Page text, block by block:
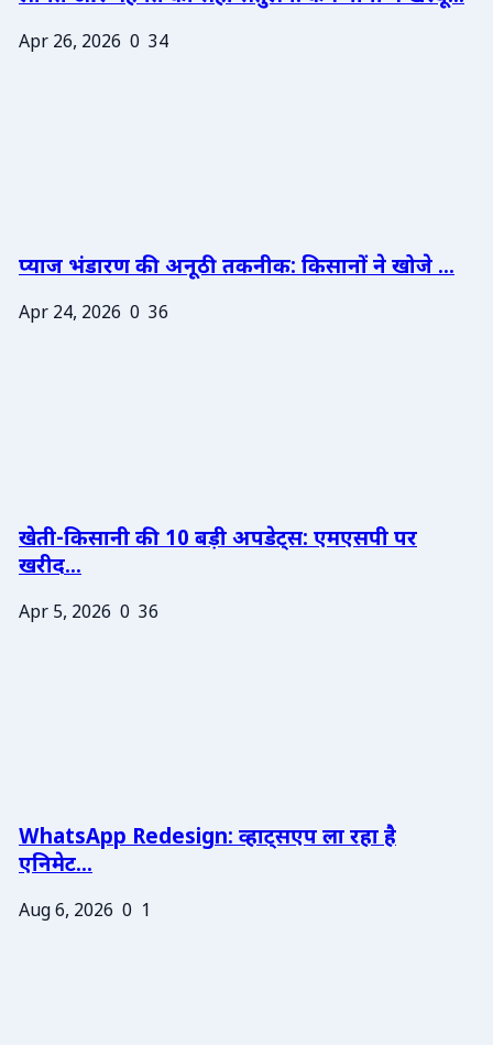
Apr 26, 2026 0 34
प्याज भंडारण की अनूठी तकनीक: किसानों ने खोजे ...
Apr 24, 2026 0 36
खेती-किसानी की 10 बड़ी अपडेट्स: एमएसपी पर
खरीद...
Apr 5, 2026 0 36
WhatsApp Redesign: व्हाट्सएप ला रहा है
एनिमेट...
Aug 6, 2026 0 1